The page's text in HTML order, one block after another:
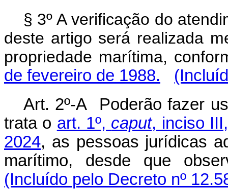
§ 3º A verificação do
deste artigo será realizada
propriedade marítima,
de fevereiro de 1988.
Art. 2º-A Poderão fazer
trata o art. 1º, caput, inciso
2024, as pessoas jurídicas
marítimo, desde que
(Incluído pelo Decreto nº